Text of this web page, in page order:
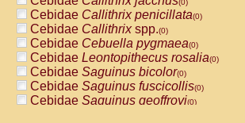
PitheciidaePithecia pithecia(0)
CercopithecidaeCercocebus agilis
CercopithecidaeCercocebus
CercopithecidaeCercocebus
CercopithecidaeCercocebus
CercopithecidaeCercocebus
CercopithecidaeCercocebushybrid
(0)
Cebidae Callithrix penicillata(0)
Cebidae Callithrixspp.(0)
Cebidae Cebuella pygmaea(0)
Cebidae Leontopithecus rosalia(0)
Cebidae Saguinus bicolor(0)
Cebidae Saguinus fuscicollis(0)
Cebidae Saguinus geoffroyi(0)